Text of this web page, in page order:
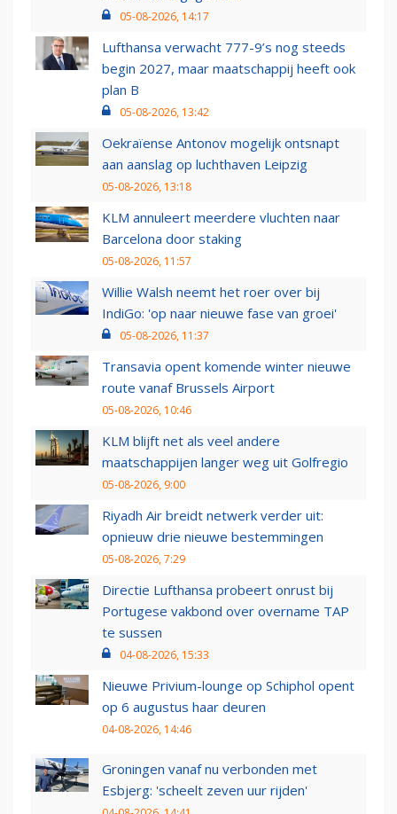
05-08-2026, 14:17
Lufthansa verwacht 777-9’s nog steeds
begin 2027, maar maatschappij heeft ook
plan B
05-08-2026, 13:42
Oekraïense Antonov mogelijk ontsnapt
aan aanslag op luchthaven Leipzig
05-08-2026, 13:18
KLM annuleert meerdere vluchten naar
Barcelona door staking
05-08-2026, 11:57
Willie Walsh neemt het roer over bij
IndiGo: 'op naar nieuwe fase van groei'
05-08-2026, 11:37
Transavia opent komende winter nieuwe
route vanaf Brussels Airport
05-08-2026, 10:46
KLM blijft net als veel andere
maatschappijen langer weg uit Golfregio
05-08-2026, 9:00
Riyadh Air breidt netwerk verder uit:
opnieuw drie nieuwe bestemmingen
05-08-2026, 7:29
Directie Lufthansa probeert onrust bij
Portugese vakbond over overname TAP
te sussen
04-08-2026, 15:33
Nieuwe Privium-lounge op Schiphol opent
op 6 augustus haar deuren
04-08-2026, 14:46
Groningen vanaf nu verbonden met
Esbjerg: 'scheelt zeven uur rijden'